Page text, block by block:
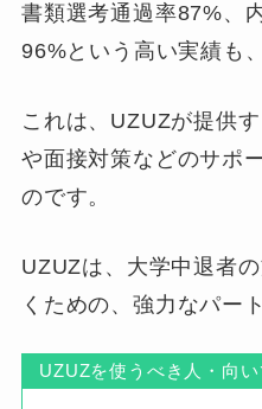
書類選考通過率87%、
96%という高い実績も
これは、UZUZが提供
や面接対策などのサポ
のです。
UZUZは、大学中退者
くための、強力なパー
UZUZを使うべき人・向い